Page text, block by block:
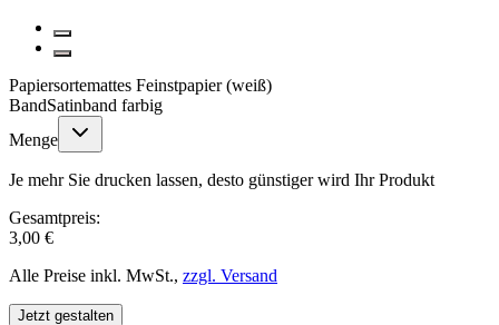
Papiersortemattes Feinstpapier (weiß)
BandSatinband farbig
Menge
Je mehr Sie drucken lassen, desto günstiger wird Ihr Produkt
Gesamtpreis:
3,00 €
Alle Preise inkl. MwSt., zzgl. Versand
Jetzt gestalten